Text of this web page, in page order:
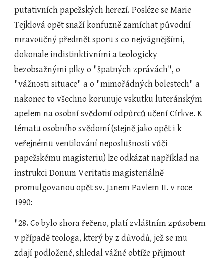
putativních papežských herezí. Posléze se Marie
Tejklová opět snaží konfuzně zamíchat původní
mravoučný předmět sporu s co nejvágnějšími,
dokonale indistinktivními a teologicky
bezobsažnými plky o "špatných zprávách", o
"vážnosti situace" a o "mimořádných bolestech" a
nakonec to všechno korunuje vskutku luteránským
apelem na osobní svědomí odpůrců učení Církve. K
tématu osobního svědomí (stejně jako opět i k
veřejnému ventilování neposlušnosti vůči
papežskému magisteriu) lze odkázat například na
instrukci Donum Veritatis magisteriálně
promulgovanou opět sv. Janem Pavlem II. v roce
1990:
"28. Co bylo shora řečeno, platí zvláštním způsobem
v případě teologa, který by z důvodů, jež se mu
zdají podložené, shledal vážné obtíže přijmout